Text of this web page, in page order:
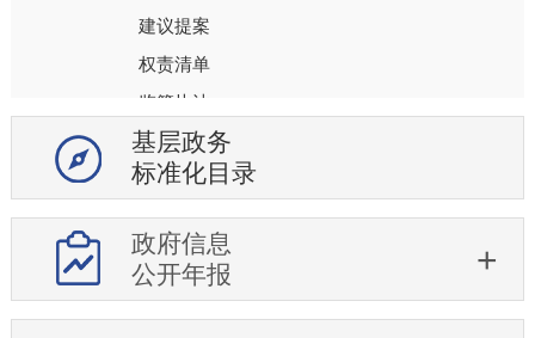
建议提案
权责清单
监管执法
行政事业性收费
审计公开
教育信息
社会保障
就业
基层政务
标准化目录
政府信息
公开年报